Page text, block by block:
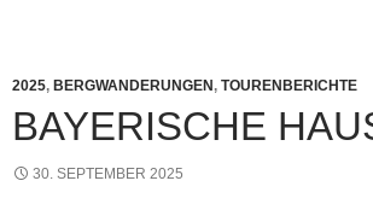
2025, BERGWANDERUNGEN, TOURENBERICHTE
BAYERISCHE
30. SEPTEMBER 2025